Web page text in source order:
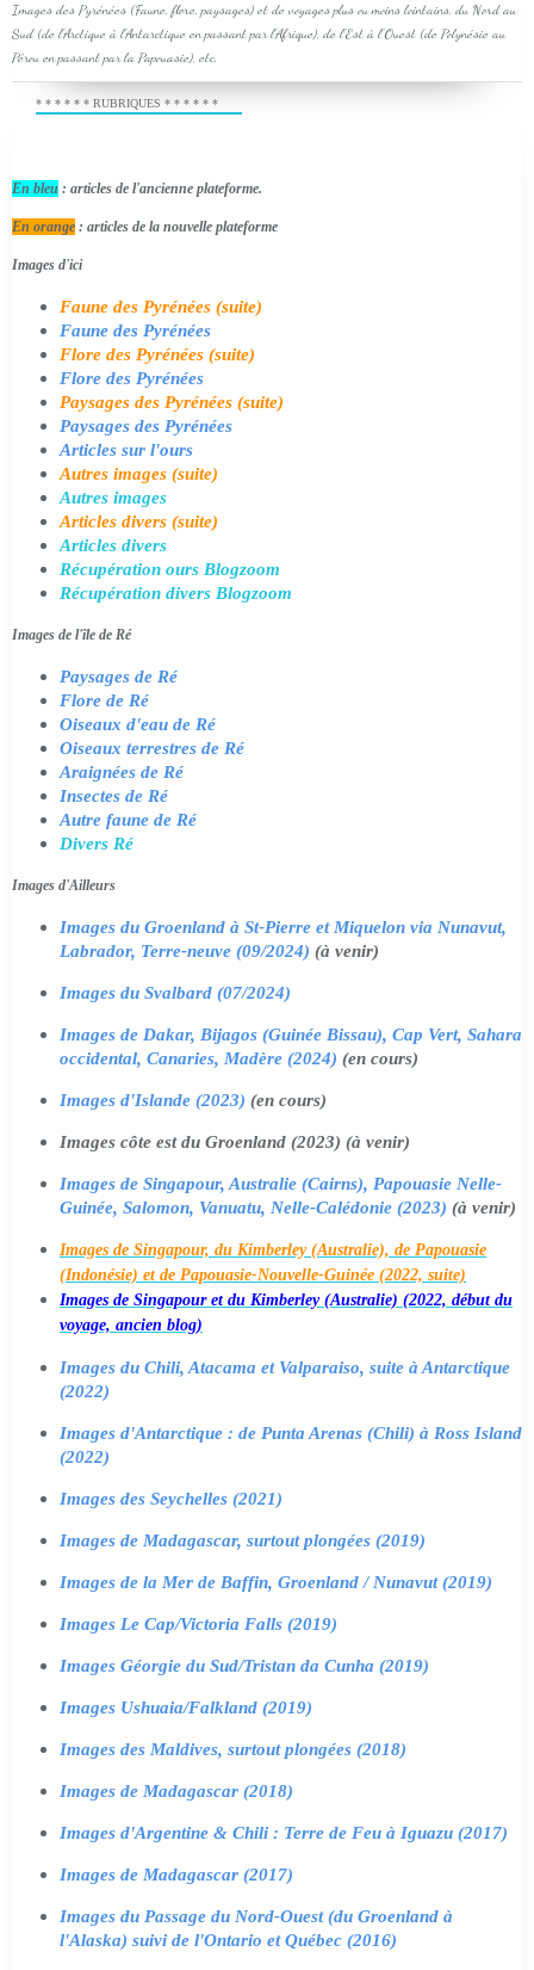
Images des Pyrénées (Faune, flore, paysages) et de voyages plus ou moins lointains, du Nord au
Sud (de l'Arctique à l'Antarctique en passant par l'Afrique), de l'Est à l'Ouest (de Polynésie au
Pérou en passant par la Papouasie), etc.
* * * * * * RUBRIQUES * * * * * *
En bleu : articles de l'ancienne plateforme.
En orange : articles de la nouvelle plateforme
Images d'ici
Faune des Pyrénées (suite)
Faune des Pyrénées
Flore des Pyrénées (suite)
Flore des Pyrénées
Paysages des Pyrénées (suite)
Paysages des Pyrénées
Articles sur l'ours
Autres images (suite)
Autres images
Articles divers (suite)
Articles divers
Récupération ours Blogzoom
Récupération divers Blogzoom
Images de l'île de Ré
Paysages de Ré
Flore de Ré
Oiseaux d'eau de Ré
Oiseaux terrestres de Ré
Araignées de Ré
Insectes de Ré
Autre faune de Ré
Divers Ré
Images d'Ailleurs
Images du Groenland à St-Pierre et Miquelon via Nunavut,
Labrador, Terre-neuve (09/2024) (à venir)
Images du Svalbard (07/2024)
Images de Dakar, Bijagos (Guinée Bissau), Cap Vert, Sahara
occidental, Canaries, Madère (2024) (en cours)
Images d'Islande (2023) (en cours)
Images côte est du Groenland (2023) (à venir)
Images de Singapour, Australie (Cairns), Papouasie Nelle-
Guinée, Salomon, Vanuatu, Nelle-Calédonie (2023) (à venir)
Images de Singapour, du Kimberley (Australie), de Papouasie
(Indonésie) et de Papouasie-Nouvelle-Guinée (2022, suite)
Images de Singapour et du Kimberley (Australie) (2022, début du
voyage, ancien blog)
Images du Chili, Atacama et Valparaiso, suite à Antarctique
(2022)
Images d'Antarctique : de Punta Arenas (Chili) à Ross Island
(2022)
Images des Seychelles (2021)
Images de Madagascar, surtout plongées (2019)
Images de la Mer de Baffin, Groenland / Nunavut (2019)
Images Le Cap/Victoria Falls (2019)
Images Géorgie du Sud/Tristan da Cunha (2019)
Images Ushuaia/Falkland (2019)
Images des Maldives, surtout plongées (2018)
Images de Madagascar (2018)
Images d'Argentine & Chili : Terre de Feu à Iguazu (2017)
Images de Madagascar (2017)
Images du Passage du Nord-Ouest (du Groenland à
l'Alaska) suivi de l'Ontario et Québec (2016)